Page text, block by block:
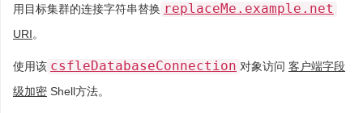
用目标集群的连接字符串替换 replaceMe.example.net
URI。
使用该 csfleDatabaseConnection 对象访问 客户端字段
级加密 Shell方法。